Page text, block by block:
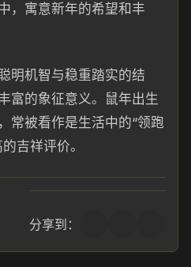
，寓意新年的希望和丰
明机智与稳重踏实的结
富的象征意义。鼠年出生
常被看作是生活中的“领跑
吉祥评价。
分享到：